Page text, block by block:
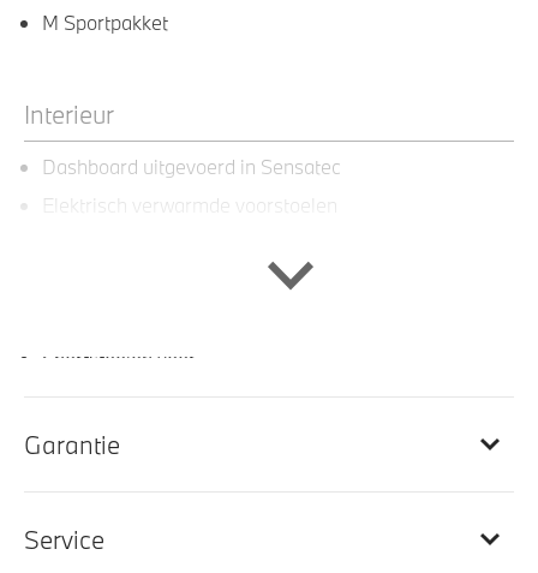
M Sportpakket
Interieur
Dashboard uitgevoerd in Sensatec
Elektrisch verwarmde voorstoelen
M Hemelbekleding in Anthrazit uitgevoerd
Sportstoelen voor
Sportstuur
Entertainment en communicatie
BMW TeleServices
Garantie
Service